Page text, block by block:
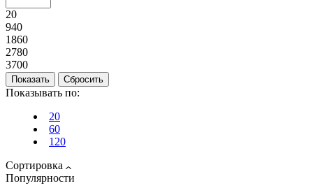
20
940
1860
2780
3700
Показывать по:
20
60
120
Сортировка
Популярности